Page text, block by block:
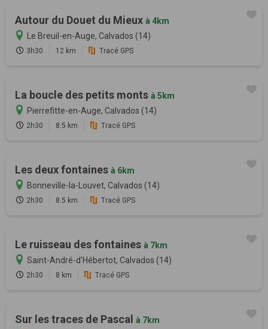
Autour du Douet du Mieux à 4km
Le Breuil-en-Auge, Calvados (14)
3h30 12 km Tracé GPS
La boucle des petits monts à 5km
Pierrefitte-en-Auge, Calvados (14)
2h30 8.5 km Tracé GPS
Les deux fontaines à 6km
Bonneville-la-Louvet, Calvados (14)
2h30 8.5 km Tracé GPS
Le ruisseau des fontaines à 7km
Saint-André-d'Hébertot, Calvados (14)
2h30 8 km Tracé GPS
Sur les traces de Pascal à 7km